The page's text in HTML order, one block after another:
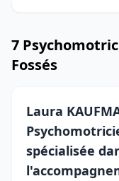
7
Fossés
Laura
spécialisée